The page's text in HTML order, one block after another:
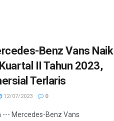
Benz Vans Naik
II Tahun 2023,
Terlaris
12/07/2023 0
--- Mercedes-Benz Vans